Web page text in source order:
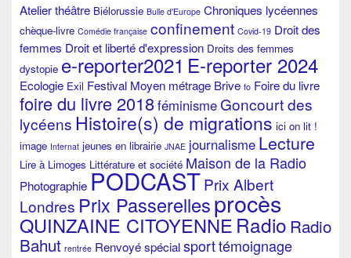
Atelier théâtre Biélorussie Bulle d'Europe Chroniques lycéennes
chèque-livre Comédie française confinement Covid-19 Droit des
femmes Droit et liberté d'expression Droits des femmes
dystopie e-reporter2021 E-reporter 2024
Ecologie Exil Festival Moyen métrage Brive fo Foire du livre
foire du livre 2018féminisme Goncourt des
lycéens Histoire(s) de migrations ici on lit !
image Internat jeunes en librairie JNAE journalisme Lecture
Lire à Limoges Littérature et société Maison de la Radio
Photographie PODCASTPrix Albert
Londres Prix Passerellesprocès
QUINZAINE CITOYENNE Radio Radio
Bahut rentrée Renvoyé spécialsporttémoignage